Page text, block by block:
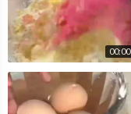
00:00